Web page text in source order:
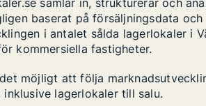
samlar in, strukturerar och
baserat på försäljningsdata
i antalet sålda lagerlokaler i
kommersiella fastigheter.
möjligt att följa
lagerlokaler till salu.